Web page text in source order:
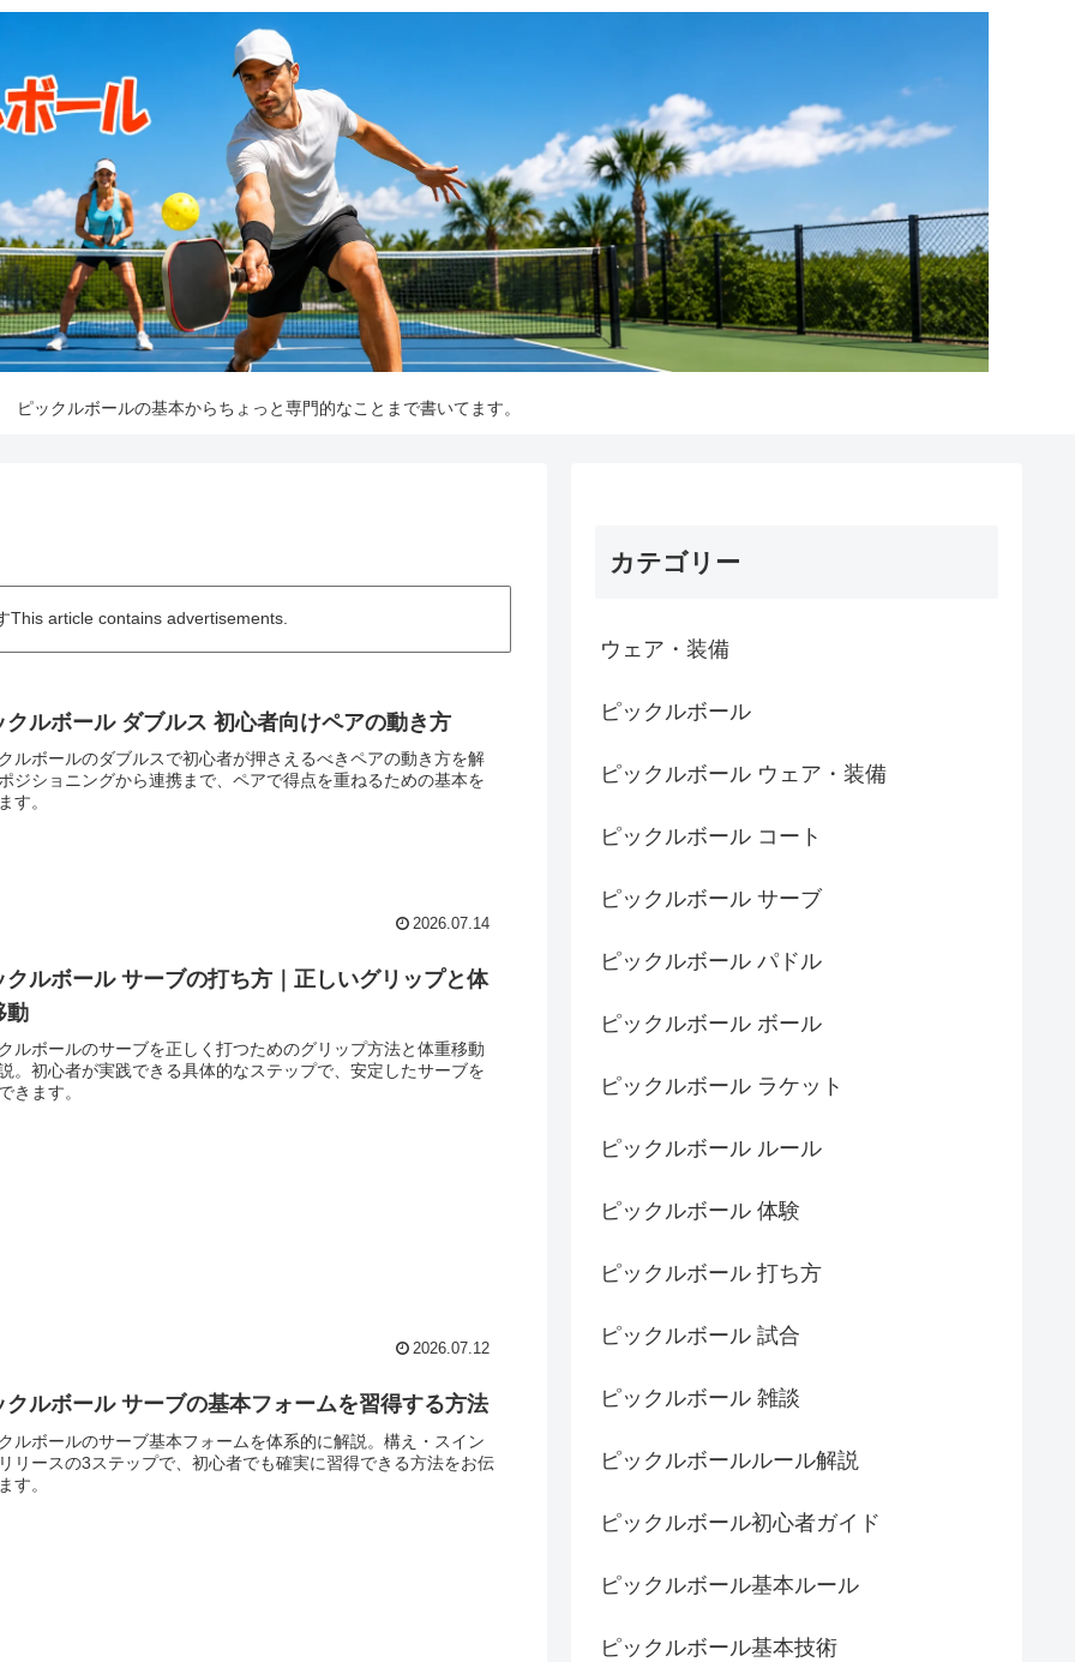
ピックルボールの基本からちょっと専門的なことまで書いてます。
This article contains advertisements.
クルボール ダブルス 初心者向けペアの動き方
ルボールのダブルスで初心者が押さえるべきペアの動き方を解
ジショニングから連携まで、ペアで得点を重ねるための基本を
す。
2026.07.14
クルボール サーブの打ち方｜正しいグリップと体
動
ルボールのサーブを正しく打つためのグリップ方法と体重移動
。初心者が実践できる具体的なステップで、安定したサーブを
きます。
2026.07.12
クルボール サーブの基本フォームを習得する方法
ルボールのサーブ基本フォームを体系的に解説。構え・スイン
リースの3ステップで、初心者でも確実に習得できる方法をお伝
す。
カテゴリー
ウェア・装備
ピックルボール
ピックルボール ウェア・装備
ピックルボール コート
ピックルボール サーブ
ピックルボール パドル
ピックルボール ボール
ピックルボール ラケット
ピックルボール ルール
ピックルボール 体験
ピックルボール 打ち方
ピックルボール 試合
ピックルボール 雑談
ピックルボールルール解説
ピックルボール初心者ガイド
ピックルボール基本ルール
ピックルボール基本技術